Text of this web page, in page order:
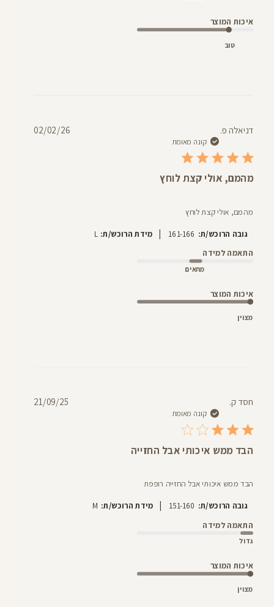
איכות המוצר
טוב
דניאלה פ.
קונה מאומת
מהמם, אולי קצת לוחץ
מהמם, אולי קצת לוחץ
גובה הרוכש/ת: 161-166
| מידת הרוכש/ת: L
התאמה למידה
מתאים
איכות המוצר
מצוין
תאריך02/02/26
חסד ק.
קונה מאומת
הבד ממש איכותי אבל החזייה
הבד ממש איכותי אבל החזייה רופפת
גובה הרוכש/ת: 151-160
| מידת הרוכש/ת: M
התאמה למידה
גדול
איכות המוצר
מצוין
21/09/25